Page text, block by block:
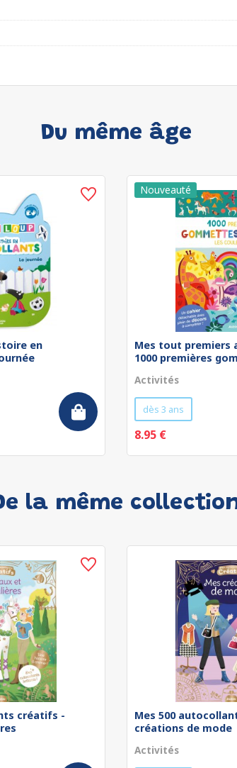
Du même âge
en
Mes tout premiers
1000 premières
Activités
dès 3 ans
8.95 €
la même
créatifs -
Mes 500
créations de mode
Activités